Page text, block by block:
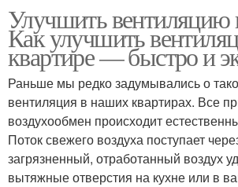
Улучшить вентиляцию
Как улучшить
квартире — быстро и
Раньше мы редко задумывались о
вентиляция в наших квартирах. Все
воздухообмен происходит
Поток свежего воздуха поступает
загрязненный, отработанный воздух
вытяжные отверстия на кухне или в